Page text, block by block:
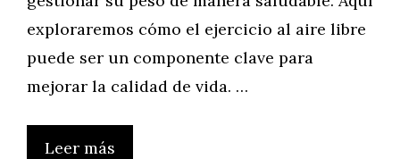
exploraremos cómo el ejercicio al aire libre
puede ser un componente clave para
mejorar la calidad de vida. …
Leer más